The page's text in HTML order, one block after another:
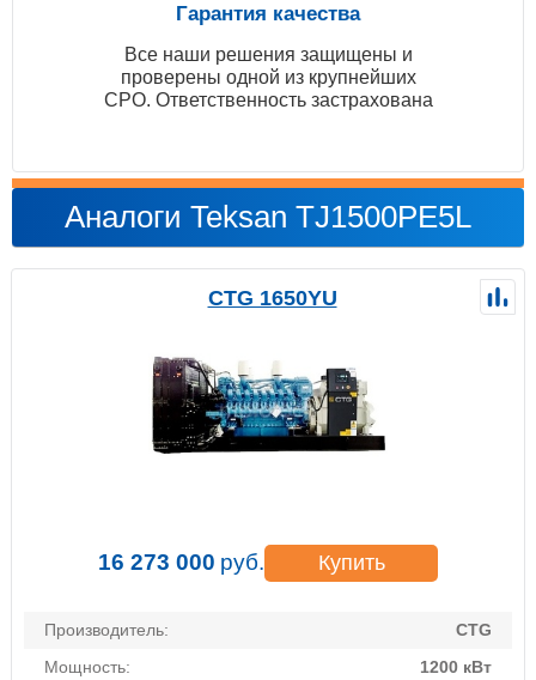
Гарантия качества
Все наши решения защищены и
проверены одной из крупнейших
СРО. Ответственность застрахована
Аналоги Teksan TJ1500PE5L
CTG 1650YU
16 273 000 руб. Купить
Производитель:
CTG
Мощность:
1200 кВт